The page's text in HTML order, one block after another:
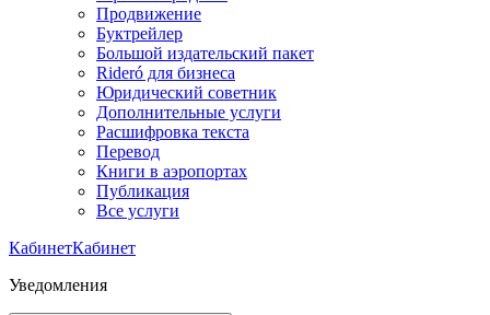
Продвижение
Буктрейлер
Большой издательский пакет
Rideró для бизнеса
Юридический советник
Дополнительные услуги
Расшифровка текста
Перевод
Книги в аэропортах
Публикация
Все услуги
КабинетКабинет
Уведомления